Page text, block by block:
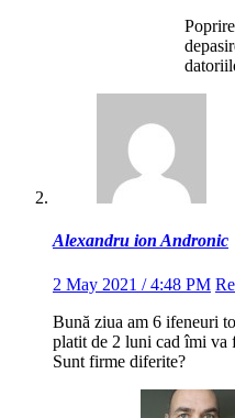
Alexandru ion Andronic
2 May 2021 / 4:48 PM
Bună ziua am 6 ifeneuri
platit de 2 luni cad îmi va
Sunt firme diferite?